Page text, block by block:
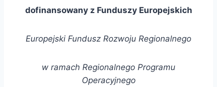
dofinansowany z Funduszy Europejskich
Europejski Fundusz Rozwoju Regionalnego
w ramach Regionalnego Programu
Operacyjnego